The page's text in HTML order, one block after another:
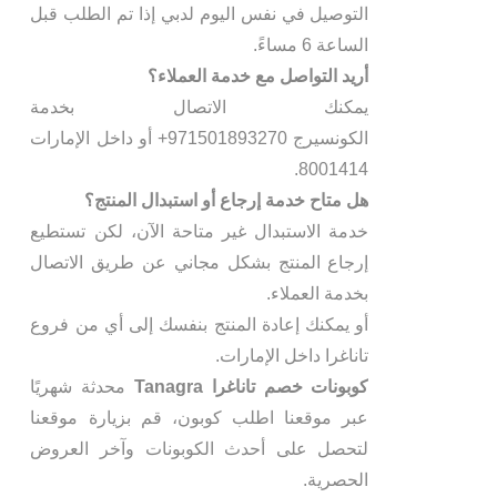
التوصيل في نفس اليوم لدبي إذا تم الطلب قبل
الساعة 6 مساءً.
أريد التواصل مع خدمة العملاء؟
يمكنك الاتصال بخدمة
الكونسيرج 971501893270+ أو داخل الإمارات
8001414.
هل متاح خدمة إرجاع أو استبدال المنتج؟
خدمة الاستبدال غير متاحة الآن، لكن تستطيع
إرجاع المنتج بشكل مجاني عن طريق الاتصال
بخدمة العملاء.
أو يمكنك إعادة المنتج بنفسك إلى أي من فروع
تاناغرا داخل الإمارات.
كوبونات خصم تاناغرا Tanagra
محدثة شهريًا
عبر موقعنا اطلب كوبون، قم بزيارة موقعنا
لتحصل على أحدث الكوبونات وآخر العروض
الحصرية.